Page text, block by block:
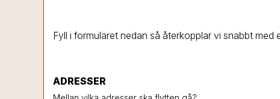
Fyll i formuläret nedan så återkopplar vi snabbt
ADRESSER